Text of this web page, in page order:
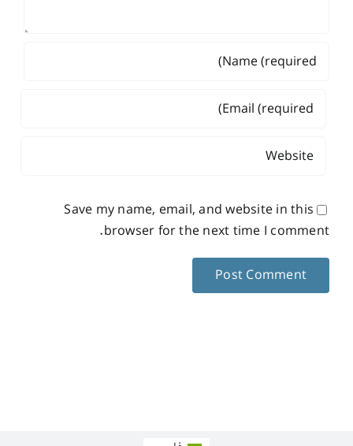
Save my name, email, and website in this
browser for the next time I comment.